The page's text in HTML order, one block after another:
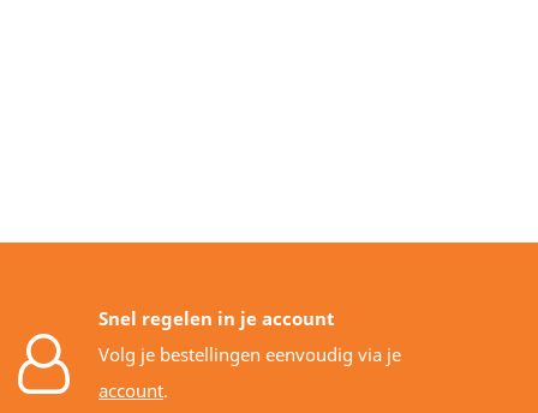
Snel regelen in je account
Volg je bestellingen eenvoudig via je
account.